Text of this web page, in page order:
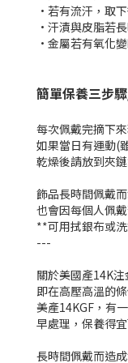
•若有流汗，取
•汗漬與皮脂若
• 金屬若有氧化
簡單保養三步
每次佩戴完摘下
如果當日有運動(
乾燥後請放到夾
飾品長時間佩戴
也會因每個人佩
**可用拭銀布或
---
關於美國產14K
即在高壓高溫的
美產14KGF，有
早處理，保養得
長時間佩戴而造